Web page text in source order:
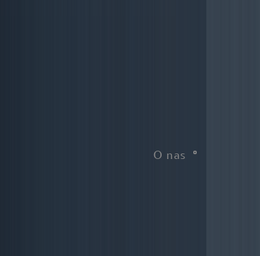
O nas